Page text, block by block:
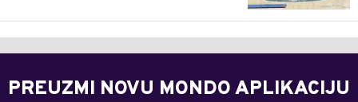
PREUZMI NOVU MONDO APLIKACIJU